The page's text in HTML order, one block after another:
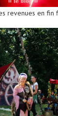
revenues en fin